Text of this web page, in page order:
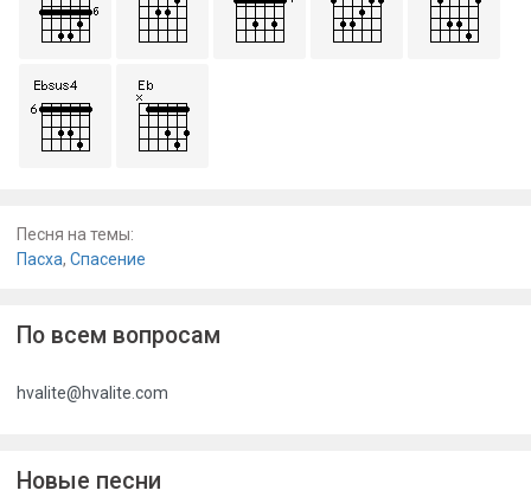
Песня на темы:
Пасха, Спасение
По всем вопросам
hvalite@hvalite.com
Новые песни